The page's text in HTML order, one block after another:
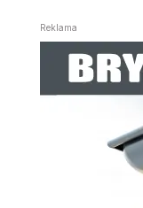
Reklama